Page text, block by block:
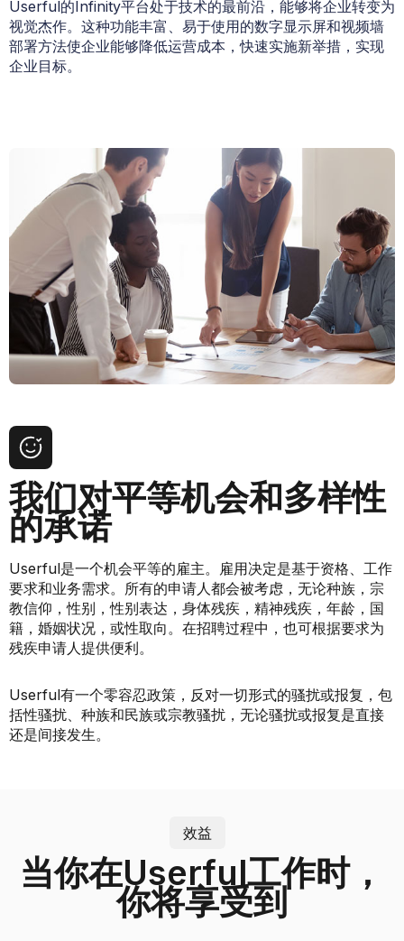
Userful的Infinity平台处于技术的最前沿，能够将企业转变为
视觉杰作。这种功能丰富、易于使用的数字显示屏和视频墙
部署方法使企业能够降低运营成本，快速实施新举措，实现
企业目标。
我们对平等机会和多样性
的承诺
Userful是一个机会平等的雇主。雇用决定是基于资格、工作
要求和业务需求。所有的申请人都会被考虑，无论种族，宗
教信仰，性别，性别表达，身体残疾，精神残疾，年龄，国
籍，婚姻状况，或性取向。在招聘过程中，也可根据要求为
残疾申请人提供便利。
Userful有一个零容忍政策，反对一切形式的骚扰或报复，包
括性骚扰、种族和民族或宗教骚扰，无论骚扰或报复是直接
还是间接发生。
效益
当你在Userful工作时，
你将享受到